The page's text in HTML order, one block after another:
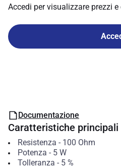
Accedi per visualizzare prezzi
Documentazione
Caratteristiche principali
Resistenza - 100 Ohm
Potenza - 5 W
Tolleranza - 5 %